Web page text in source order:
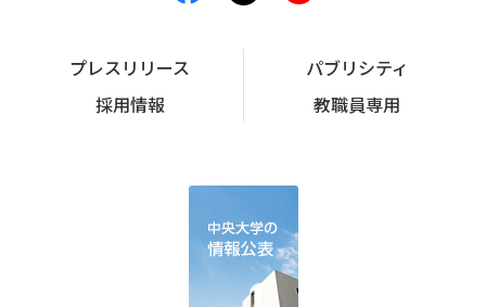
プレスリリース
パブリシティ
採用情報
教職員専用